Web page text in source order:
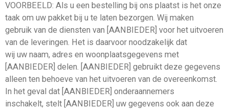
VOORBEELD: Als u een bestelling bij ons plaatst is het onze
taak om uw pakket bij u te laten bezorgen. Wij maken
gebruik van de diensten van [AANBIEDER] voor het uitvoeren
van de leveringen. Het is daarvoor noodzakelijk dat
wij uw naam, adres en woonplaatsgegevens met
[AANBIEDER] delen. [AANBIEDER] gebruikt deze gegevens
alleen ten behoeve van het uitvoeren van de overeenkomst.
In het geval dat [AANBIEDER] onderaannemers
inschakelt, stelt [AANBIEDER] uw gegevens ook aan deze